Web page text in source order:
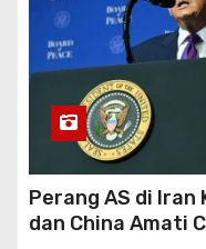
Perang AS di
dan China Amati